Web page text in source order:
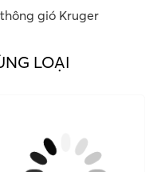
gió Kruger
LOẠI